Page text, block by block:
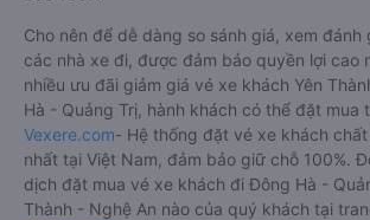
Cho nên để dễ dàng so sánh giá, xem đánh
các nhà xe đi, được đảm bảo quyền lợi cao
nhiều ưu đãi giảm giá vé xe khách Yên
Hà - Quảng Trị, hành khách có thể đặt mua
Vexere.com- Hệ thống đặt vé xe khách
nhất tại Việt Nam, đảm bảo giữ chỗ 100%.
dịch đặt mua vé xe khách đi Đông Hà -
Thành - Nghệ An nào của quý khách tại